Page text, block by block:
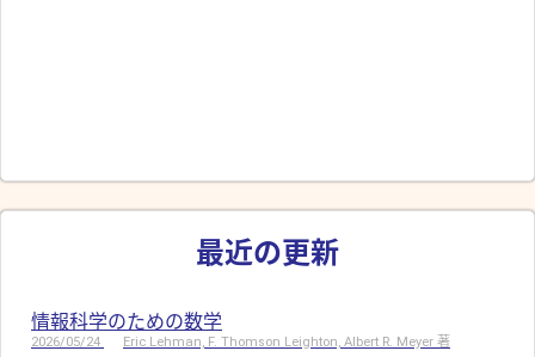
最近の更新
情報科学のための数学
2026/05/24 Eric Lehman, F. Thomson Leighton, Albert R. Meyer 著